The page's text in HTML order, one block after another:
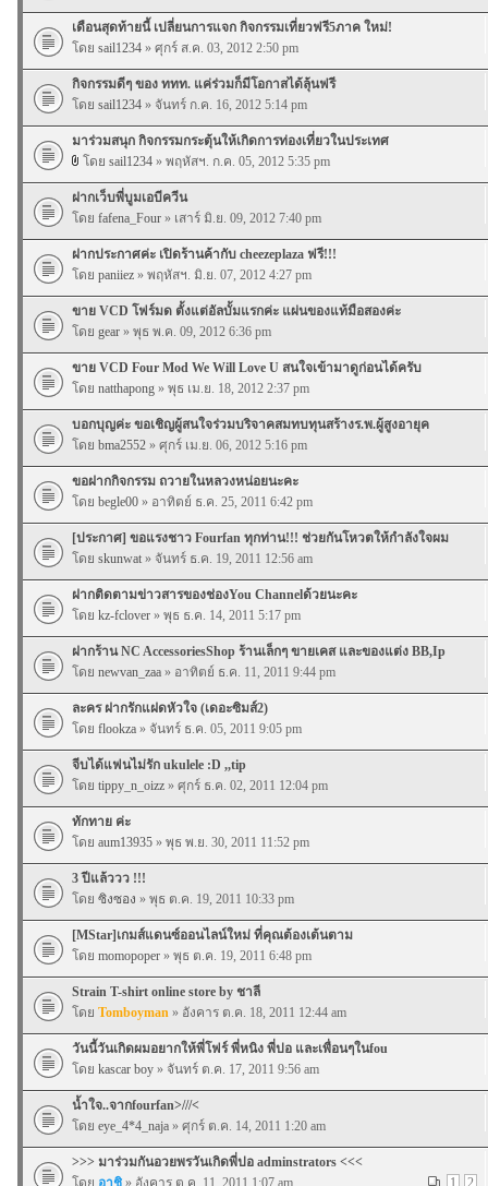
เดือนสุดท้ายนี้ เปลี่ยนการแจก กิจกรรมเที่ยวฟรี5ภาค ใหม่!
โดย sail1234 » ศุกร์ ส.ค. 03, 2012 2:50 pm
กิจกรรมดีๆ ของ ททท. แค่ร่วมก็มีโอกาสได้ลุ้นฟรี
โดย sail1234 » จันทร์ ก.ค. 16, 2012 5:14 pm
มาร่วมสนุก กิจกรรมกระตุ้นให้เกิดการท่องเที่ยวในประเทศ
โดย sail1234 » พฤหัสฯ. ก.ค. 05, 2012 5:35 pm
ฝากเว็บพี่บูมเอบีควีน
โดย fafena_Four » เสาร์ มิ.ย. 09, 2012 7:40 pm
ฝากประกาศค่ะ เปิดร้านค้ากับ cheezeplaza ฟรี!!!
โดย paniiez » พฤหัสฯ. มิ.ย. 07, 2012 4:27 pm
ขาย VCD โฟร์มด ตั้งแต่อัลบั้มแรกค่ะ แผ่นของแท้มือสองค่ะ
โดย gear » พุธ พ.ค. 09, 2012 6:36 pm
ขาย VCD Four Mod We Will Love U สนใจเข้ามาดูก่อนได้ครับ
โดย natthapong » พุธ เม.ย. 18, 2012 2:37 pm
บอกบุญค่ะ ขอเชิญผู้สนใจร่วมบริจาคสมทบทุนสร้างร.พ.ผู้สูงอายุค
โดย bma2552 » ศุกร์ เม.ย. 06, 2012 5:16 pm
ขอฝากกิจกรรม ถวายในหลวงหน่อยนะคะ
โดย begle00 » อาทิตย์ ธ.ค. 25, 2011 6:42 pm
[ประกาศ] ขอแรงชาว Fourfan ทุกท่าน!!! ช่วยกันโหวตให้กำลังใจผม
โดย skunwat » จันทร์ ธ.ค. 19, 2011 12:56 am
ฝากติดตามข่าวสารของช่องYou Channelด้วยนะคะ
โดย kz-fclover » พุธ ธ.ค. 14, 2011 5:17 pm
ฝากร้าน NC AccessoriesShop ร้านเล็กๆ ขายเคส และของแต่ง BB,Ip
โดย newvan_zaa » อาทิตย์ ธ.ค. 11, 2011 9:44 pm
ละคร ฝากรักแฝดหัวใจ (เดอะซิมส์2)
โดย flookza » จันทร์ ธ.ค. 05, 2011 9:05 pm
จีบได้แฟนไม่รัก ukulele :D ,,tip
โดย tippy_n_oizz » ศุกร์ ธ.ค. 02, 2011 12:04 pm
ทักทาย ค่ะ
โดย aum13935 » พุธ พ.ย. 30, 2011 11:52 pm
3 ปีแล้ววว !!!
โดย ซิงซอง » พุธ ต.ค. 19, 2011 10:33 pm
[MStar]เกมส์แดนซ์ออนไลน์ใหม่ ที่คุณต้องเต้นตาม
โดย momopoper » พุธ ต.ค. 19, 2011 6:48 pm
Strain T-shirt online store by ชาลี
โดย Tomboyman » อังคาร ต.ค. 18, 2011 12:44 am
วันนี้วันเกิดผมอยากให้พี่โฟร์ พี่หนิง พี่ปอ และเพื่อนๆในfou
โดย kascar boy » จันทร์ ต.ค. 17, 2011 9:56 am
น้ำใจ..จากfourfan>///<
โดย eye_4*4_naja » ศุกร์ ต.ค. 14, 2011 1:20 am
>>> มาร่วมกันอวยพรวันเกิดพี่ปอ adminstrators <<<
1
2
โดย อาชิ » อังคาร ต.ค. 11, 2011 1:07 am